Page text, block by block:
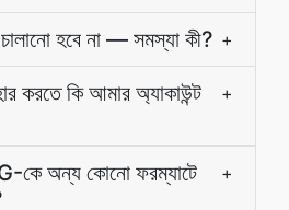
হবে না — সমস্যা কী? +
করতে কি আমার অ্যাকাউন্ট
+
কে অন্য কোনো ফরম্যাটে
+